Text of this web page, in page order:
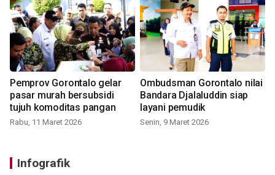
Pemprov Gorontalo gelar
pasar murah bersubsidi
tujuh komoditas pangan
Rabu, 11 Maret 2026
Ombudsman Gorontalo nilai
Bandara Djalaluddin siap
layani pemudik
Senin, 9 Maret 2026
Infografik